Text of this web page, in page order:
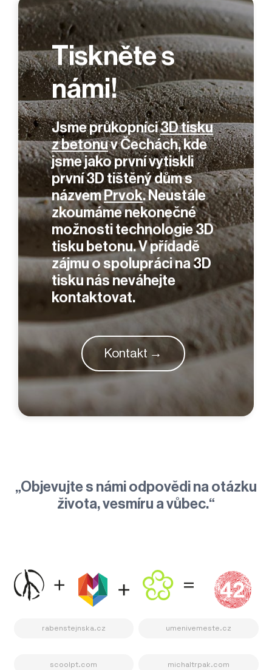
Tiskněte s
námi!
Jsme průkopníci3D tisku
z betonuv Čechách, kde
jsme jako první vytiskli
první 3D tištěný dům s
názvemPrvok. Neustále
zkoumáme nekonečné
možnosti technologie 3D
tisku betonu.V přídadě
zájmu o spolupráci na 3D
tisku nás neváhejte
kontaktovat.
Kontakt →
„Objevujtes námi odpovědi na otázku
života, vesmíru a vůbec.“
rabenstejnska.cz umenivemeste.cz
scoolpt.com michaltrpak.com